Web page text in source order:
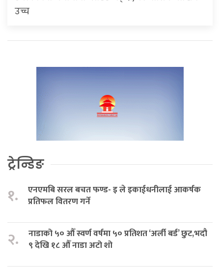
उच्च
ट्रेन्डिङ
१.
एनएमबि सरल बचत फण्ड- इ ले इकाईधनीलाई आकर्षक
प्रतिफल वितरण गर्ने
२.
नाडाको ५० औँ स्वर्ण वर्षमा ५० प्रतिशत ‘अर्ली बर्ड’ छुट,भदौ
९ देखि १८ औँ नाडा अटो शो